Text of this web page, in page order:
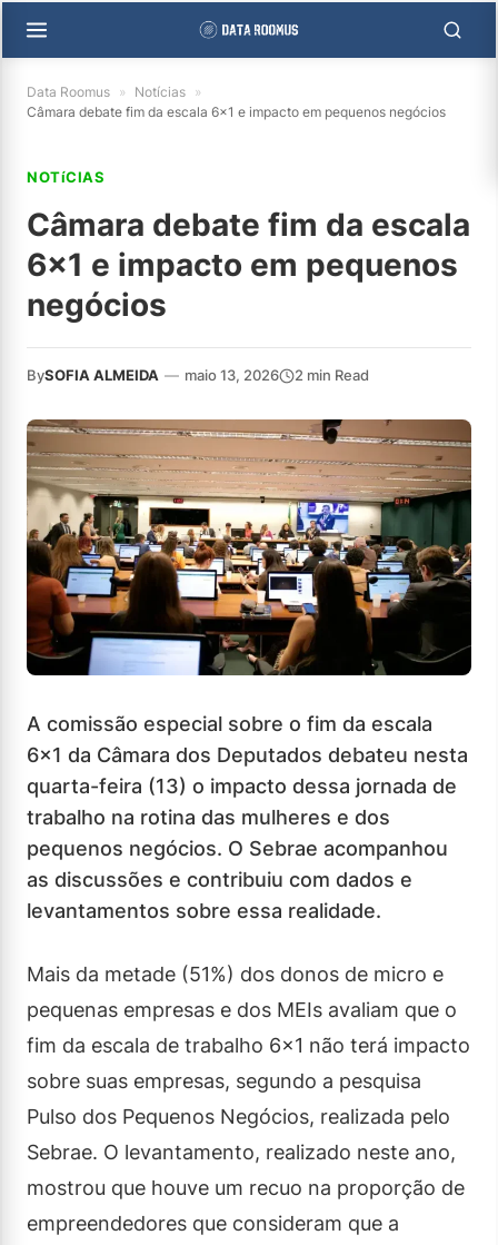
Data Roomus » Notícias »
Câmara debate fim da escala 6×1 e impacto em pequenos negócios
NOTíCIAS
Câmara debate fim da escala
6×1 e impacto em pequenos
negócios
BySOFIA ALMEIDA — maio 13, 2026 2 min Read
A comissão especial sobre o fim da escala
6×1 da Câmara dos Deputados debateu nesta
quarta-feira (13) o impacto dessa jornada de
trabalho na rotina das mulheres e dos
pequenos negócios. O Sebrae acompanhou
as discussões e contribuiu com dados e
levantamentos sobre essa realidade.
Mais da metade (51%) dos donos de micro e
pequenas empresas e dos MEIs avaliam que o
fim da escala de trabalho 6×1 não terá impacto
sobre suas empresas, segundo a pesquisa
Pulso dos Pequenos Negócios, realizada pelo
Sebrae. O levantamento, realizado neste ano,
mostrou que houve um recuo na proporção de
empreendedores que consideram que a